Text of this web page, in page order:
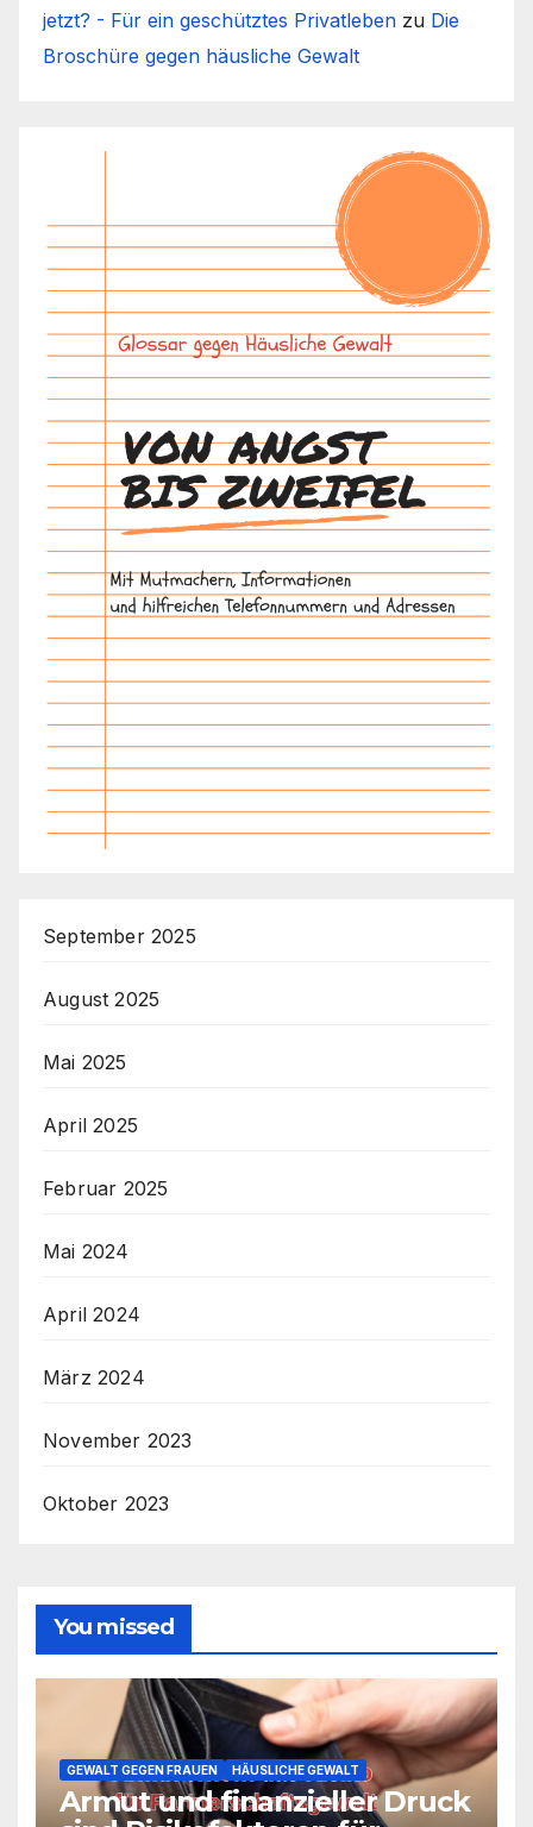
jetzt? - Für ein geschütztes Privatleben zu Die
Broschüre gegen häusliche Gewalt
September 2025
August 2025
Mai 2025
April 2025
Februar 2025
Mai 2024
April 2024
März 2024
November 2023
Oktober 2023
You missed
GEWALT GEGEN FRAUEN HÄUSLICHE GEWALT
Armut und finanzieller Druck